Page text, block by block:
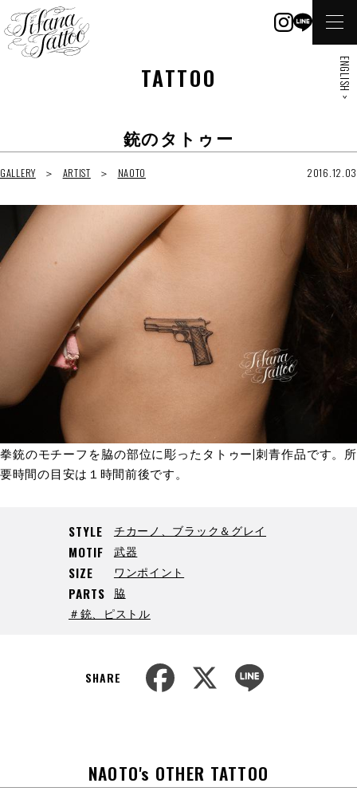
TATTOO
銃のタトゥー
GALLERY ARTIST NAOTO 2016.12.03
拳銃のモチーフを脇の部位に彫ったタトゥー|刺青作品です。所
要時間の目安は１時間前後です。
STYLE チカーノ、ブラック＆グレイ
MOTIF 武器
SIZE ワンポイント
PARTS
脇
＃銃、ピストル
SHARE
NAOTO's OTHER TATTOO
ENGLISH >